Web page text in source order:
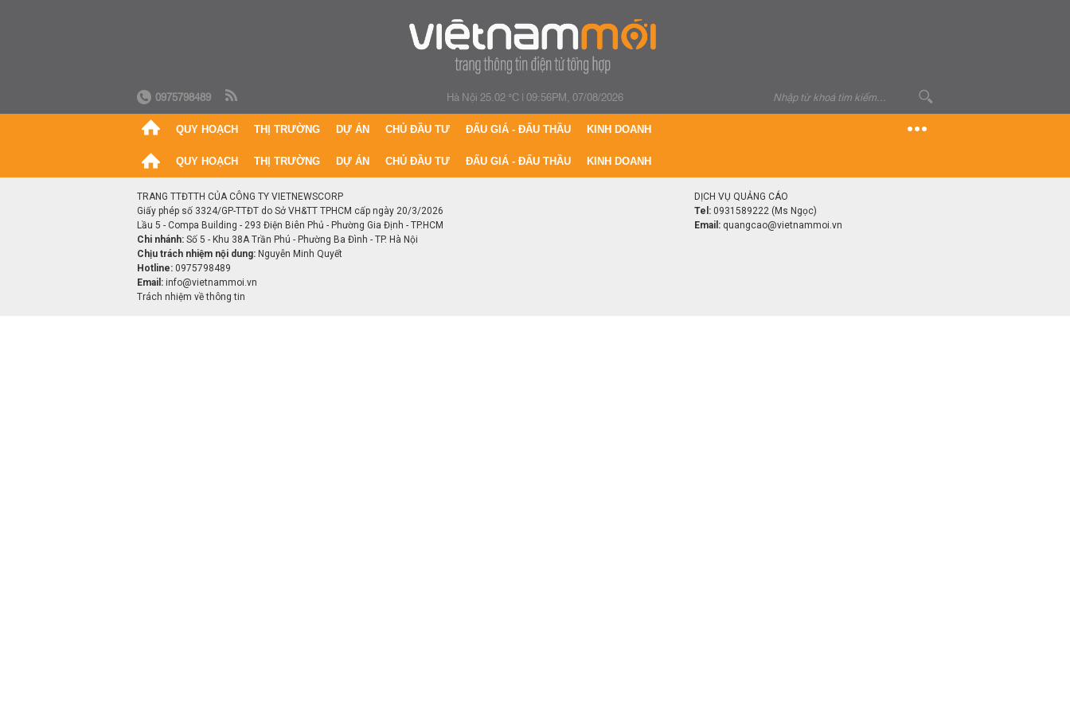
0975798489 Hà Nội 25.02 °C|09:56PM, 07/08/2026
QUY HOẠCH THỊ TRƯỜNG DỰ ÁN CHỦ ĐẦU TƯ ĐẤU GIÁ - ĐẤU THẦU KINH DOANH
QUY HOẠCH THỊ TRƯỜNG DỰ ÁN CHỦ ĐẦU TƯ ĐẤU GIÁ - ĐẤU THẦU KINH DOANH
TRANG TTĐTTH CỦA CÔNG TY VIETNEWSCORP
Giấy phép số 3324/GP-TTĐT do Sở VH&TT TPHCM cấp ngày 20/3/2026
Lầu 5 - Compa Building - 293 Điện Biên Phủ - Phường Gia Định - TP.HCM
Chi nhánh: Số 5 - Khu 38A Trần Phú - Phường Ba Đình - TP. Hà Nội
Chịu trách nhiệm nội dung: Nguyễn Minh Quyết
Hotline: 0975798489
Email: info@vietnammoi.vn
Trách nhiệm về thông tin
DỊCH VỤ QUẢNG CÁO
Tel: 0931589222 (Ms Ngọc)
Email: quangcao@vietnammoi.vn